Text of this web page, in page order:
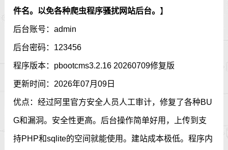
件名。以免各种爬虫程序骚扰网站后台。 】
后台账号：admin
后台密码：123456
程序版本：pbootcms3.2.16 20260709修复版
更新时间：2026年07月09日
优点：经过阿里官方安全人员人工审计，修复了各种BU
G和漏洞。安全性更高。后台操作简单好用，上传到支
持PHP和sqlite的空间就能使用。建站成本极低。程序内